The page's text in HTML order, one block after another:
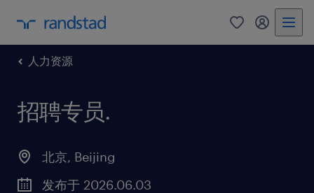
人力资源
招聘专员.
北京, Beijing
发布于 2026.06.03